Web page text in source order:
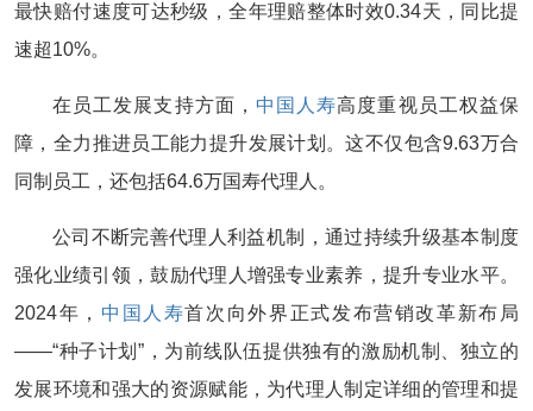
最快赔付速度可达秒级，全年理赔整体时效0.34天，同比提
速超10%。
在员工发展支持方面， 中国人寿高度重视员工权益保
障，全力推进员工能力提升发展计划。这不仅包含9.63万合
同制员工，还包括64.6万国寿代理人。
公司不断完善代理人利益机制，通过持续升级基本制度
强化业绩引领，鼓励代理人增强专业素养，提升专业水平。
2024年， 中国人寿首次向外界正式发布营销改革新布局
——“种子计划”，为前线队伍提供独有的激励机制、独立的
发展环境和强大的资源赋能，为代理人制定详细的管理和提